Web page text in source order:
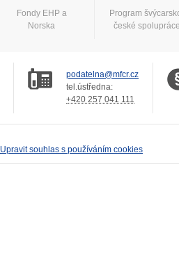
Fondy EHP a
Norska
Program
české
podatelna@mfcr.cz
tel.ústředna:
+420 257 041 111
Upravit souhlas s používáním cookies